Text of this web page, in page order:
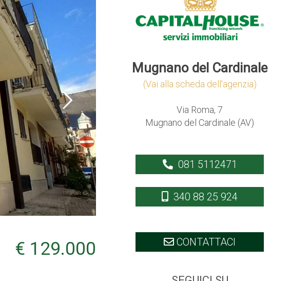
€ 129.000
Mugnano del Cardinale
(Vai alla scheda dell'agenzia)
Via Roma, 7
Mugnano del Cardinale (AV)
081 5112471
340 88 25 924
CONTATTACI